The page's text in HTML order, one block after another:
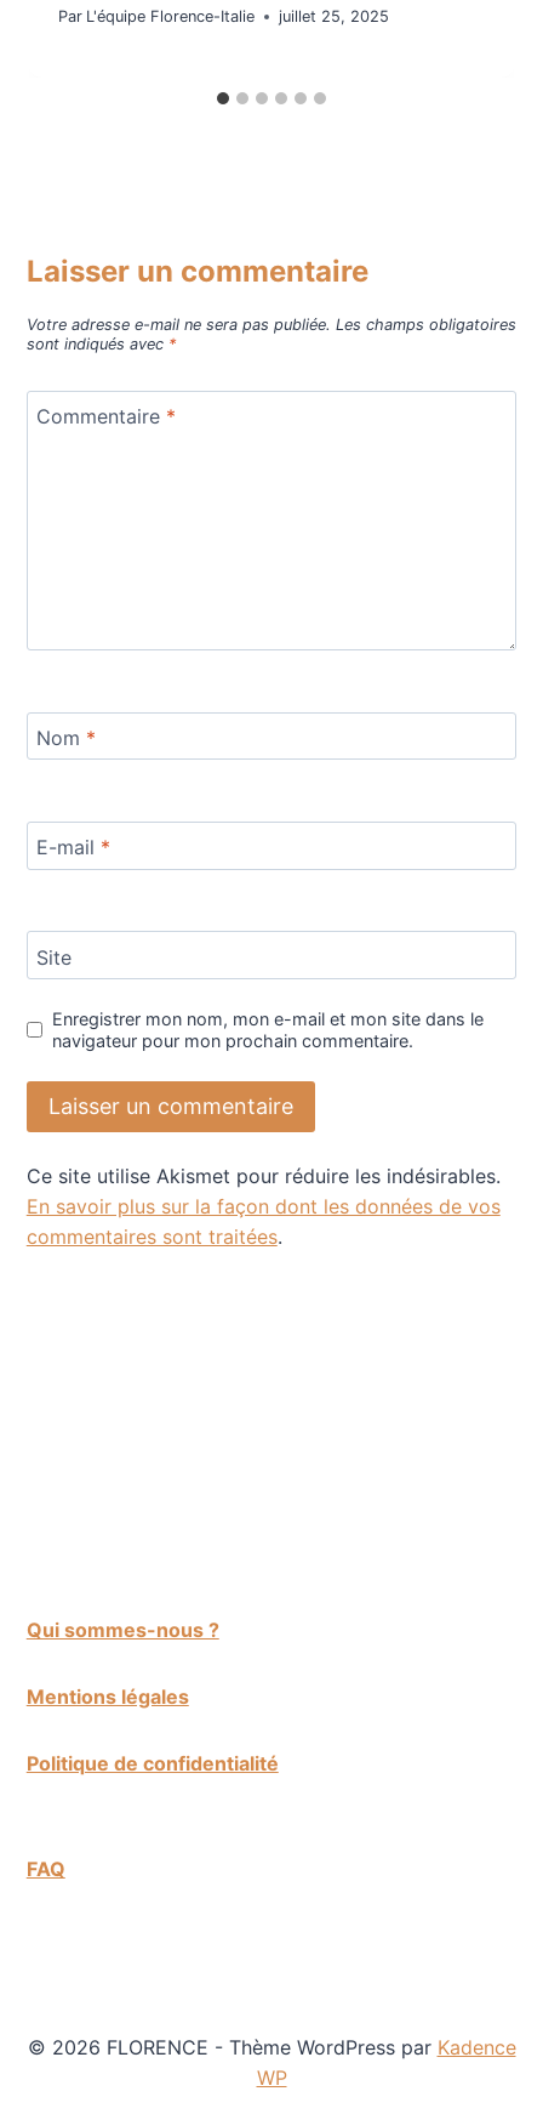
Par L'équipe Florence-Italie juillet 25, 2025
Laisser un commentaire
Votre adresse e-mail ne sera pas publiée. Les champs obligatoires
sont indiqués avec *
Commentaire *
Nom *
E-mail *
Site
Enregistrer mon nom, mon e-mail et mon site dans le
navigateur pour mon prochain commentaire.
Ce site utilise Akismet pour réduire les indésirables.
En savoir plus sur la façon dont les données de vos
commentaires sont traitées.
Qui sommes-nous ?
Mentions légales
Politique de confidentialité
FAQ
© 2026 FLORENCE - Thème WordPress par Kadence
WP